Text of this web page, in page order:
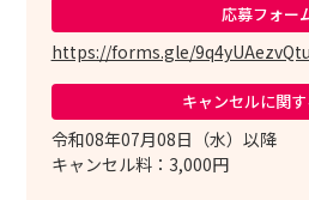
応募フォー
https://forms.gle/
キャンセルに関
令和08年07月08日（水）以降
キャンセル料：3,000円